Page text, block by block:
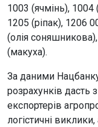
1003 (ячмінь), 1004
1205 (ріпак), 1206
(олія
(макуха).
За даними
розрахунків дасть
експортерів
логістичні